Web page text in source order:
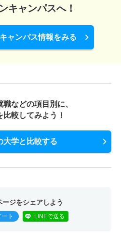
キャンパスへ！
ャンパス情報をみる
職などの項目別に、
比較してみよう！
大学と比較する
ージをシェアしよう
ート LINEで送る